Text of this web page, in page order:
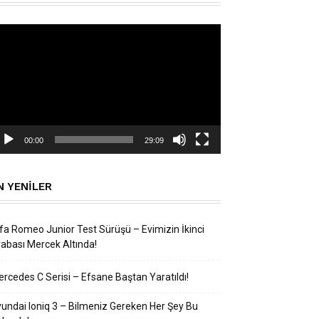
00:00 29:09
YENILER
Romeo Junior Test Sürüşü – Evimizin İkinci
Mercek Altında!
C Serisi – Efsane Baştan Yaratıldı!
Ioniq 3 – Bilmeniz Gereken Her Şey Bu